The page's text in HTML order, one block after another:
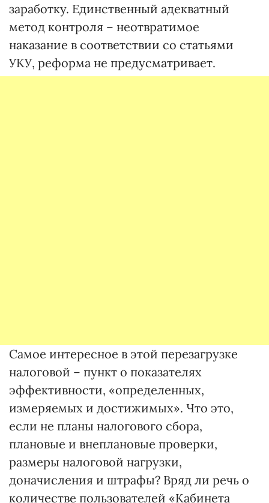
заработку. Единственный адекватный
метод контроля – неотвратимое
наказание в соответствии со статьями
УКУ, реформа не предусматривает.
Самое интересное в этой перезагрузке
налоговой – пункт о показателях
эффективности, «определенных,
измеряемых и достижимых». Что это,
если не планы налогового сбора,
плановые и внеплановые проверки,
размеры налоговой нагрузки,
доначисления и штрафы? Вряд ли речь о
количестве пользователей «Кабинета